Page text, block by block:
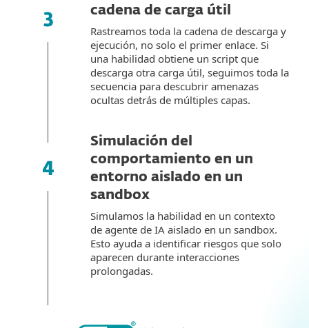
cadena de carga útil
Rastreamos toda la cadena de descarga y
ejecución, no solo el primer enlace. Si
una habilidad obtiene un script que
descarga otra carga útil, seguimos toda la
secuencia para descubrir amenazas
ocultas detrás de múltiples capas.
Simulación del
comportamiento en un
entorno aislado en un
sandbox
Simulamos la habilidad en un contexto
de agente de IA aislado en un sandbox.
Esto ayuda a identificar riesgos que solo
aparecen durante interacciones
prolongadas.